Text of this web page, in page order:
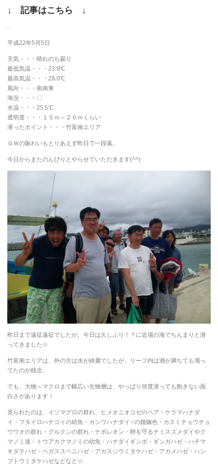
↓ 記事はこちら ↓
.
平成22年5月5日
天気・・・晴れのち曇り
最低気温・・・23.9℃
最高気温・・・28.0℃
風向・・・南南東
海況・・・〇
水温・・・25.5℃
透明度・・・１５ｍ～２０ｍくらい
潜ったポイント・・・竹富南エリア
ＧＷの賑わいもとりあえず昨日で一段落。
今日からまたのんびりとやらせていただきます(^^)
昨日まで遠征遠征でしたが、今日は久しぶり！？に近場の海でちんまりと潜
ってきました☆
竹富南エリアは、外の方は水が綺麗でしたが、リーフ内は潮が満ちても濁っ
てたのが残念。
でも、大物～マクロまで幅広い生物層は、やっぱり何度潜っても飽きない面
白さがあります！
見られたのは、イソマグロの群れ、ヒメオニオコゼのペア・ケラマハナダ
イ・フタイロハナゴイの幼魚・カシワハナダイ♂の婚姻色・カスミチョウチョ
ウウオの群れ・グルクンの群れ・ナポレオン・卵を守るナミスズメダイやク
マノミ達・トウアカクマノミの幼魚・ハナダイギンポ・ギンガハゼ・ハチマ
キダテハゼ・ペガススベニハゼ・アカスジウミタケハゼ・アカメハゼ・ハシ
ブトウミタケハゼなどなど☆